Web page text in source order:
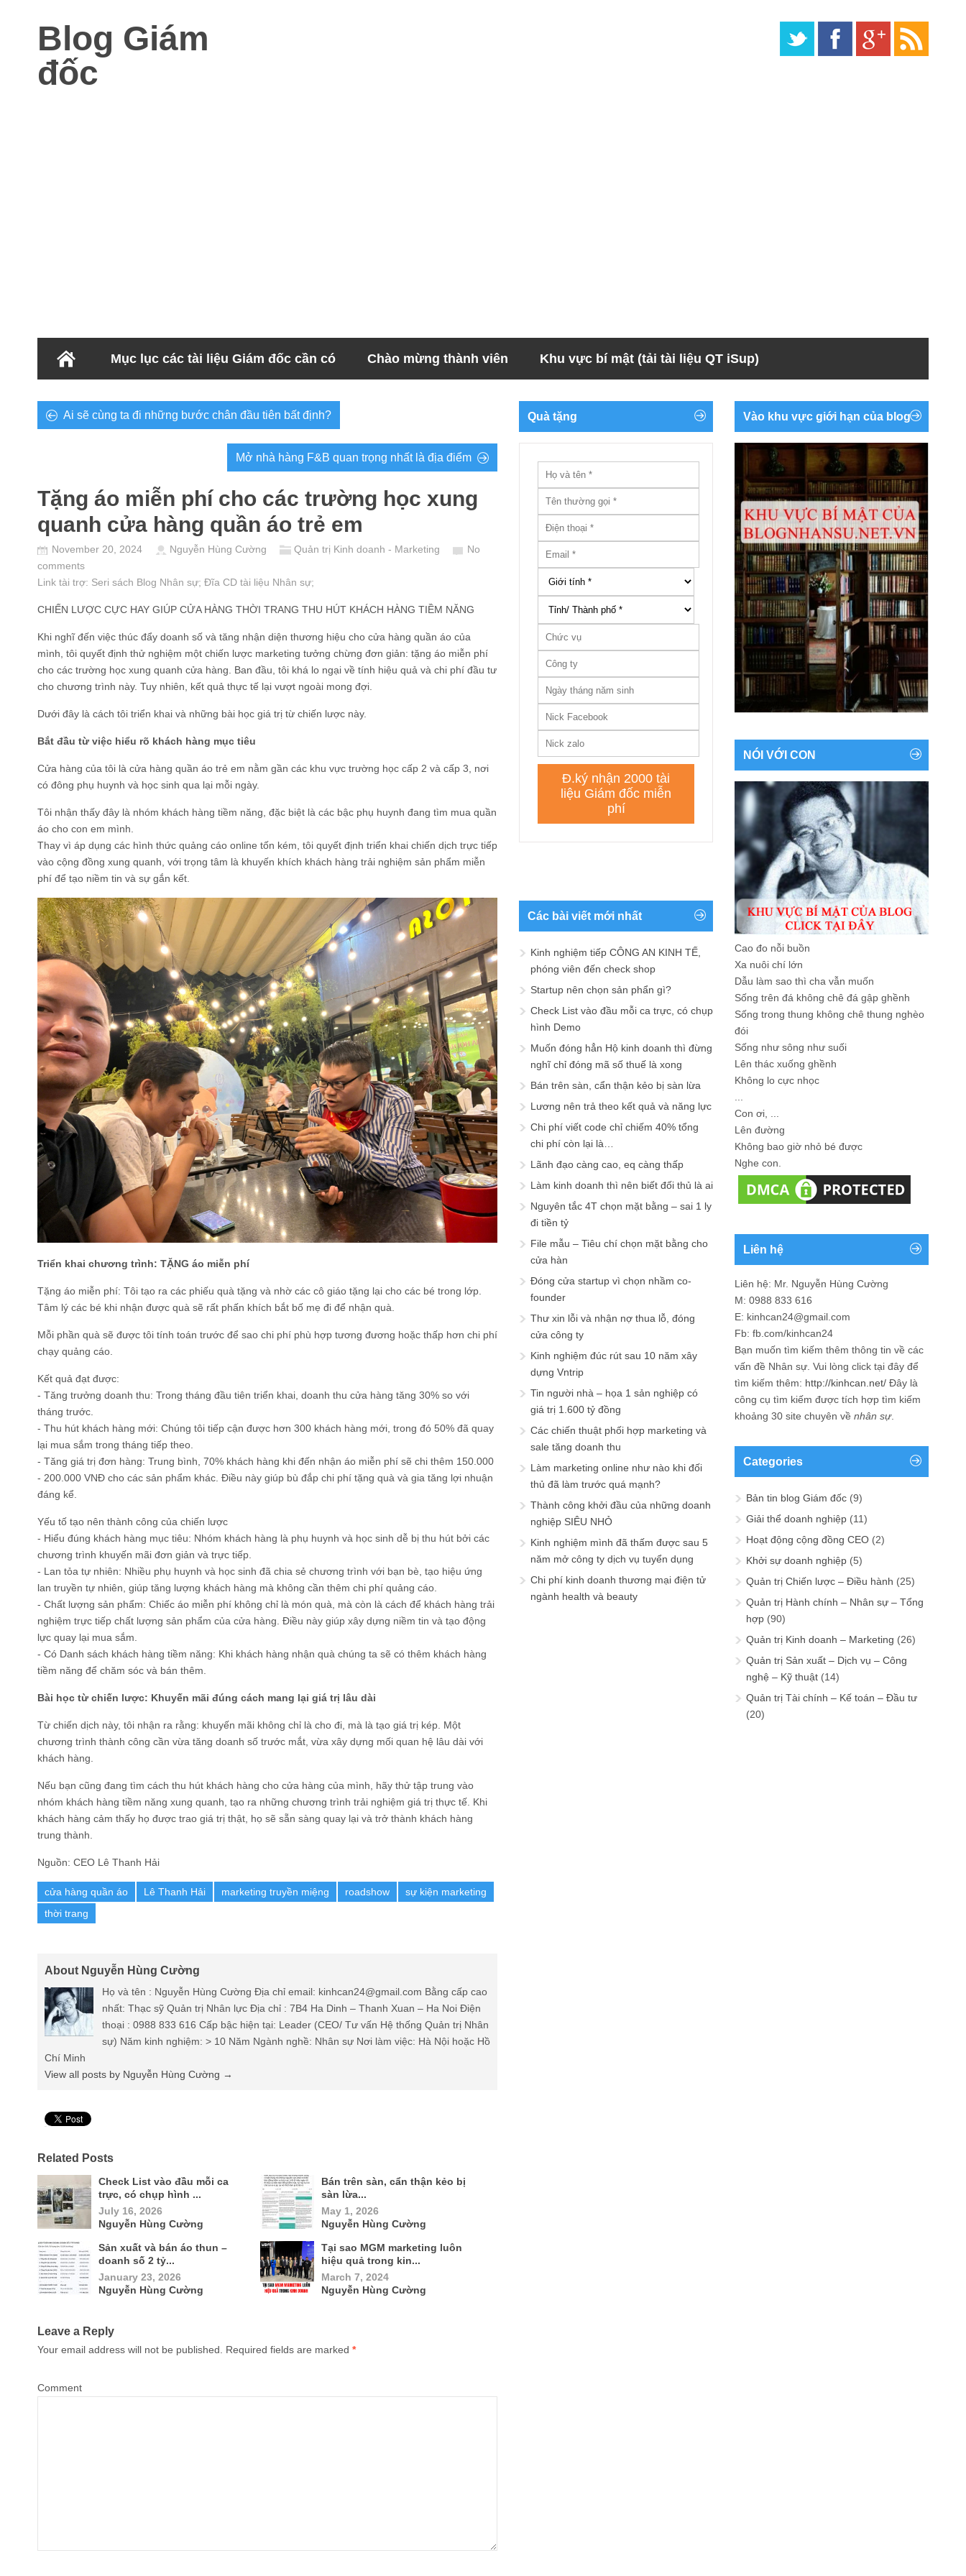
Blog Giám
đốc
Mục lục các tài liệu Giám đốc cần có Chào mừng thành viên Khu vực bí mật (tải tài liệu QT iSup)
Ai sẽ cùng ta đi những bước chân đầu tiên bất định?
Mở nhà hàng F&B quan trọng nhất là địa điểm
Tặng áo miễn phí cho các trường học xung
quanh cửa hàng quần áo trẻ em
November 20, 2024 Nguyễn Hùng Cường Quản trị Kinh doanh - Marketing
No
comments
Link tài trợ: Seri sách Blog Nhân sự; Đĩa CD tài liệu Nhân sự;
CHIẾN LƯỢC CỰC HAY GIÚP CỬA HÀNG THỜI TRANG THU HÚT KHÁCH HÀNG TIỀM NĂNG
Khi nghĩ đến việc thúc đẩy doanh số và tăng nhận diện thương hiệu cho cửa hàng quần áo của
mình, tôi quyết định thử nghiệm một chiến lược marketing tưởng chừng đơn giản: tặng áo miễn phí
cho các trường học xung quanh cửa hàng. Ban đầu, tôi khá lo ngại về tính hiệu quả và chi phí đầu tư
cho chương trình này. Tuy nhiên, kết quả thực tế lại vượt ngoài mong đợi.
Dưới đây là cách tôi triển khai và những bài học giá trị từ chiến lược này.
Bắt đầu từ việc hiểu rõ khách hàng mục tiêu
Cửa hàng của tôi là cửa hàng quần áo trẻ em nằm gần các khu vực trường học cấp 2 và cấp 3, nơi
có đông phụ huynh và học sinh qua lại mỗi ngày.
Tôi nhận thấy đây là nhóm khách hàng tiềm năng, đặc biệt là các bậc phụ huynh đang tìm mua quần
áo cho con em mình.
Thay vì áp dụng các hình thức quảng cáo online tốn kém, tôi quyết định triển khai chiến dịch trực tiếp
vào cộng đồng xung quanh, với trọng tâm là khuyến khích khách hàng trải nghiệm sản phẩm miễn
phí để tạo niềm tin và sự gắn kết.
Triển khai chương trình: TẶNG áo miễn phí
Tặng áo miễn phí: Tôi tạo ra các phiếu quà tặng và nhờ các cô giáo tặng lại cho các bé trong lớp.
Tâm lý các bé khi nhận được quà sẽ rất phấn khích bắt bố mẹ đi để nhận quà.
Mỗi phần quà sẽ được tôi tính toán trước để sao chi phí phù hợp tương đương hoặc thấp hơn chi phí
chạy quảng cáo.
Kết quả đạt được:
- Tăng trưởng doanh thu: Trong tháng đầu tiên triển khai, doanh thu cửa hàng tăng 30% so với
tháng trước.
- Thu hút khách hàng mới: Chúng tôi tiếp cận được hơn 300 khách hàng mới, trong đó 50% đã quay
lại mua sắm trong tháng tiếp theo.
- Tăng giá trị đơn hàng: Trung bình, 70% khách hàng khi đến nhận áo miễn phí sẽ chi thêm 150.000
- 200.000 VNĐ cho các sản phẩm khác. Điều này giúp bù đắp chi phí tặng quà và gia tăng lợi nhuận
đáng kể.
Yếu tố tạo nên thành công của chiến lược
- Hiểu đúng khách hàng mục tiêu: Nhóm khách hàng là phụ huynh và học sinh dễ bị thu hút bởi các
chương trình khuyến mãi đơn giản và trực tiếp.
- Lan tỏa tự nhiên: Nhiều phụ huynh và học sinh đã chia sẻ chương trình với bạn bè, tạo hiệu ứng
lan truyền tự nhiên, giúp tăng lượng khách hàng mà không cần thêm chi phí quảng cáo.
- Chất lượng sản phẩm: Chiếc áo miễn phí không chỉ là món quà, mà còn là cách để khách hàng trải
nghiệm trực tiếp chất lượng sản phẩm của cửa hàng. Điều này giúp xây dựng niềm tin và tạo động
lực quay lại mua sắm.
- Có Danh sách khách hàng tiềm năng: Khi khách hàng nhận quà chúng ta sẽ có thêm khách hàng
tiềm năng để chăm sóc và bán thêm.
Bài học từ chiến lược: Khuyến mãi đúng cách mang lại giá trị lâu dài
Từ chiến dịch này, tôi nhận ra rằng: khuyến mãi không chỉ là cho đi, mà là tạo giá trị kép. Một
chương trình thành công cần vừa tăng doanh số trước mắt, vừa xây dựng mối quan hệ lâu dài với
khách hàng.
Nếu bạn cũng đang tìm cách thu hút khách hàng cho cửa hàng của mình, hãy thử tập trung vào
nhóm khách hàng tiềm năng xung quanh, tạo ra những chương trình trải nghiệm giá trị thực tế. Khi
khách hàng cảm thấy họ được trao giá trị thật, họ sẽ sẵn sàng quay lại và trở thành khách hàng
trung thành.
Nguồn: CEO Lê Thanh Hải
cửa hàng quần áo Lê Thanh Hải marketing truyền miệng roadshow
sự kiện marketing
thời trang
About Nguyễn Hùng Cường
Họ và tên : Nguyễn Hùng Cường Địa chỉ email: kinhcan24@gmail.com Bằng cấp cao
nhất: Thạc sỹ Quản trị Nhân lực Địa chỉ : 7B4 Ha Dinh – Thanh Xuan – Ha Noi Điện
thoại : 0988 833 616 Cấp bậc hiện tại: Leader (CEO/ Tư vấn Hệ thống Quản trị Nhân
sự) Năm kinh nghiệm: > 10 Năm Ngành nghề: Nhân sự Nơi làm việc: Hà Nội hoặc Hồ
Chí Minh
View all posts by Nguyễn Hùng Cường →
Related Posts
Check List vào đầu mỗi ca
trực, có chụp hình ...
July 16, 2026
Nguyễn Hùng Cường
Bán trên sàn, cẩn thận kẻo bị
sàn lừa...
May 1, 2026
Nguyễn Hùng Cường
Sản xuất và bán áo thun –
doanh số 2 tỷ...
January 23, 2026
Nguyễn Hùng Cường
Tại sao MGM marketing luôn
hiệu quả trong kin...
March 7, 2024
Nguyễn Hùng Cường
Leave a Reply
Your email address will not be published. Required fields are marked *
Comment
Quà tặng
Các bài viết mới nhất
Kinh nghiệm tiếp CÔNG AN KINH TẾ,
phóng viên đến check shop
Startup nên chọn sản phẩn gì?
Check List vào đầu mỗi ca trực, có chụp
hình Demo
Muốn đóng hẳn Hộ kinh doanh thì đừng
nghĩ chỉ đóng mã số thuế là xong
Bán trên sàn, cẩn thận kẻo bị sàn lừa
Lương nên trả theo kết quả và năng lực
Chi phí viết code chỉ chiếm 40% tổng
chi phí còn lại là…
Lãnh đạo càng cao, eq càng thấp
Làm kinh doanh thì nên biết đối thủ là ai
Nguyên tắc 4T chọn mặt bằng – sai 1 ly
đi tiền tỷ
File mẫu – Tiêu chí chọn mặt bằng cho
cửa hàn
Đóng cửa startup vì chọn nhầm co-
founder
Thư xin lỗi và nhận nợ thua lỗ, đóng
cửa công ty
Kinh nghiệm đúc rút sau 10 năm xây
dựng Vntrip
Tin người nhà – họa 1 sản nghiệp có
giá trị 1.600 tỷ đồng
Các chiến thuật phối hợp marketing và
sale tăng doanh thu
Làm marketing online như nào khi đối
thủ đã làm trước quá mạnh?
Thành công khởi đầu của những doanh
nghiệp SIÊU NHỎ
Kinh nghiệm mình đã thấm được sau 5
năm mở công ty dịch vụ tuyển dụng
Chi phí kinh doanh thương mại điện tử
ngành health và beauty
Vào khu vực giới hạn của blog
NÓI VỚI CON
Cao đo nỗi buồn
Xa nuôi chí lớn
Dẫu làm sao thì cha vẫn muốn
Sống trên đá không chê đá gập ghềnh
Sống trong thung không chê thung nghèo
đói
Sống như sông như suối
Lên thác xuống ghềnh
Không lo cực nhọc
Con ơi, ...
Lên đường
Không bao giờ nhỏ bé được
Nghe con.
Liên hệ
Liên hệ: Mr. Nguyễn Hùng Cường
M: 0988 833 616
E: kinhcan24@gmail.com
Fb: fb.com/kinhcan24
Bạn muốn tìm kiếm thêm thông tin về các
vấn đề Nhân sự . Vui lòng click tại đây để
tìm kiếm thêm: http://kinhcan.net/ Đây là
công cụ tìm kiếm được tích hợp tìm kiếm
khoảng 30 site chuyên về nhân sự.
Categories
Bản tin blog Giám đốc (9)
Giải thể doanh nghiệp (11)
Hoạt động cộng đồng CEO (2)
Khởi sự doanh nghiệp (5)
Quản trị Chiến lược – Điều hành (25)
Quản trị Hành chính – Nhân sự – Tổng
hợp (90)
Quản trị Kinh doanh – Marketing (26)
Quản trị Sản xuất – Dịch vụ – Công
nghệ – Kỹ thuật (14)
Quản trị Tài chính – Kế toán – Đầu tư
(20)